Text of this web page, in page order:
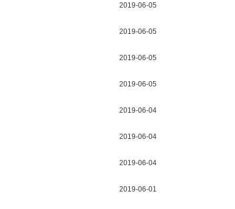
2019-06-05
2019-06-05
2019-06-05
2019-06-05
2019-06-04
2019-06-04
2019-06-04
2019-06-01